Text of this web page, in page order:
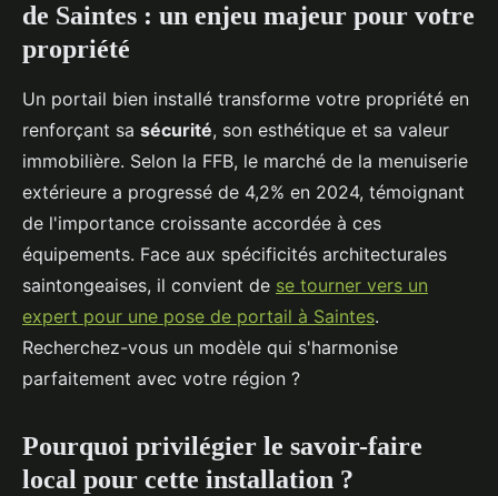
de Saintes : un enjeu majeur pour votre
propriété
Un portail bien installé transforme votre propriété en
renforçant sa sécurité, son esthétique et sa valeur
immobilière. Selon la FFB, le marché de la menuiserie
extérieure a progressé de 4,2% en 2024, témoignant
de l'importance croissante accordée à ces
équipements. Face aux spécificités architecturales
saintongeaises, il convient de se tourner vers un
expert pour une pose de portail à Saintes.
Recherchez-vous un modèle qui s'harmonise
parfaitement avec votre région ?
Pourquoi privilégier le savoir-faire
local pour cette installation ?